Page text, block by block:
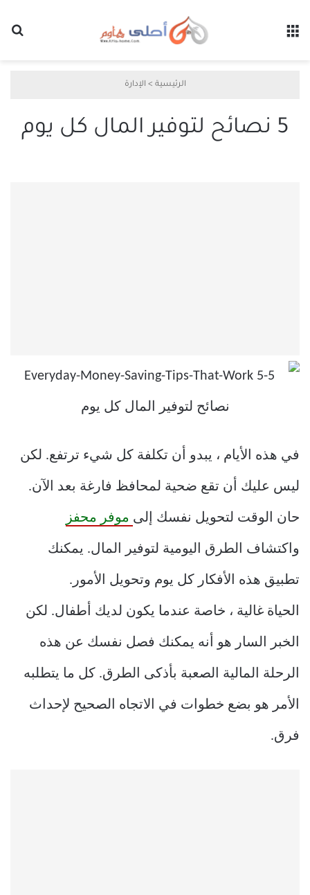
الرئيسية > الإدارة
5 نصائح لتوفير المال كل يوم
في هذه الأيام ، يبدو أن تكلفة كل شيء ترتفع. لكن
ليس عليك أن تقع ضحية لمحافظ فارغة بعد الآن.
حان الوقت لتحويل نفسك إلى موفر محفز
واكتشاف الطرق اليومية لتوفير المال. يمكنك
تطبيق هذه الأفكار كل يوم وتحويل الأمور.
الحياة غالية ، خاصة عندما يكون لديك أطفال. لكن
الخبر السار هو أنه يمكنك فصل نفسك عن هذه
الرحلة المالية الصعبة بأذكى الطرق. كل ما يتطلبه
الأمر هو بضع خطوات في الاتجاه الصحيح لإحداث
فرق.